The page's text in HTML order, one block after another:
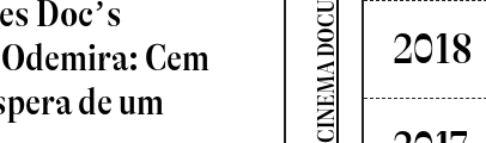
Doc’s
Cem
de um
2018